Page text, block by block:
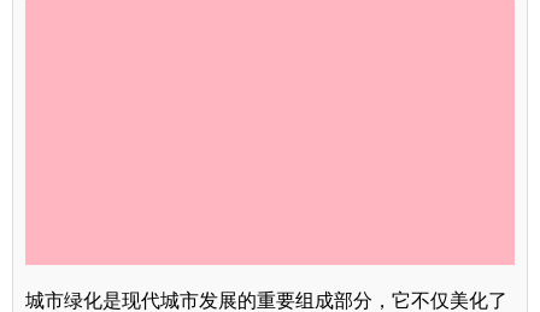
城市绿化是现代城市发展的重要组成部分，它不仅美化了